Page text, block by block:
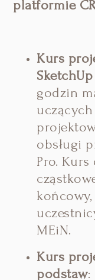
platformie
Kurs
godzin
obsługi
Pro. Kurs
MEiN.
Kurs
podstaw: